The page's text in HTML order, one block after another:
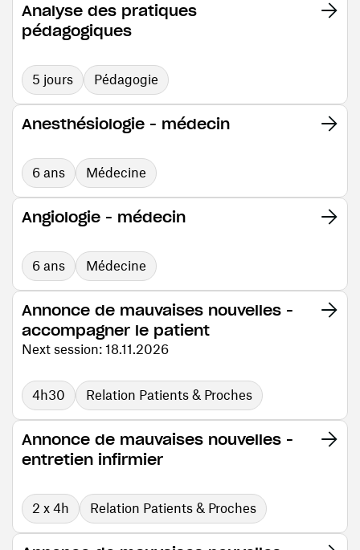
Analyse des pratiques
pédagogiques
5 jours Pédagogie
Anesthésiologie - médecin
6 ans Médecine
Angiologie - médecin
6 ans Médecine
Annonce de mauvaises nouvelles -
accompagner le patient
Next session: 18.11.2026
4h30 Relation Patients & Proches
Annonce de mauvaises nouvelles -
entretien infirmier
2 x 4h Relation Patients & Proches